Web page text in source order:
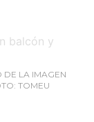
DE LA IMAGEN
TOMEU